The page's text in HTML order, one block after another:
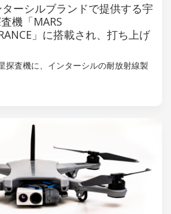
ーシルブランドで提供する宇
機「MARS
」に搭載され、打ち上げ
探査機に、インターシルの耐放射線製